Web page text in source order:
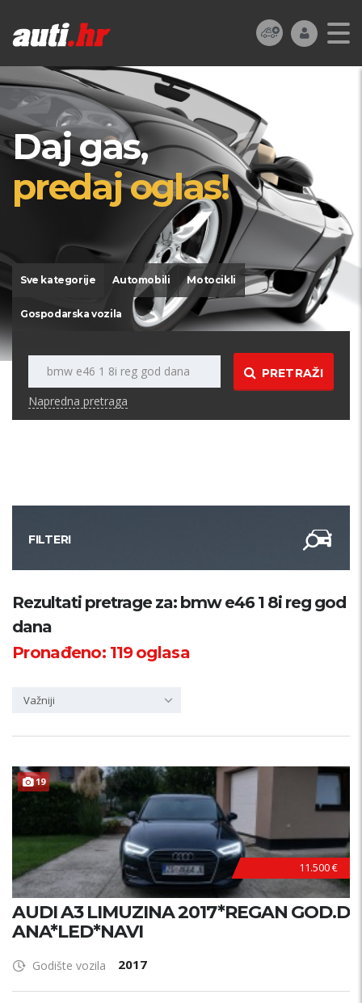
Daj gas,
predaj oglas!
Sve kategorije Automobili Motocikli
Gospodarska vozila
PRETRAŽI
Napredna pretraga
FILTERI
Kategorija
Županija
Rezultati pretrage za: bmw e46 1 8i reg god
dana
Pronađeno: 119oglasa
Važniji
19
11.500 €
AUDI A3 LIMUZINA 2017*REGAN GOD.D
ANA*LED*NAVI
Godište vozila 2017